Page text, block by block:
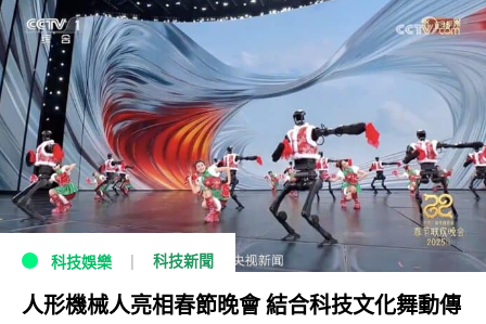
科技娛樂 科技新聞
人形機械人亮相春節晚會 結合科技文化舞動傳